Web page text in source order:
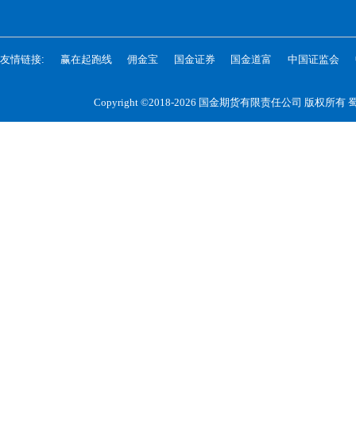
友情链接: 赢在起跑线 佣金宝 国金证券 国金道富 中国证监会
Copyright ©2018-2026 国金期货有限责任公司 版权所有